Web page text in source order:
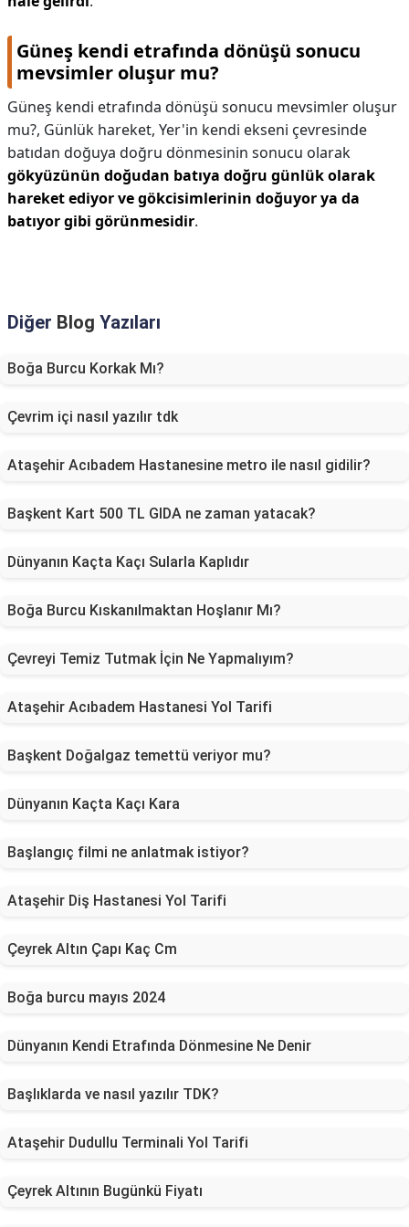
Güneş kendi etrafında dönüşü sonucu
mevsimler oluşur mu?
Güneş kendi etrafında dönüşü sonucu mevsimler oluşur
mu?, Günlük hareket, Yer'in kendi ekseni çevresinde
batıdan doğuya doğru dönmesinin sonucu olarak
gökyüzünün doğudan batıya doğru günlük olarak
hareket ediyor ve gökcisimlerinin doğuyor ya da
batıyor gibi görünmesidir.
Diğer Blog Yazıları
Boğa Burcu Korkak Mı?
Çevrim içi nasıl yazılır tdk
Ataşehir Acıbadem Hastanesine metro ile nasıl gidilir?
Başkent Kart 500 TL GIDA ne zaman yatacak?
Dünyanın Kaçta Kaçı Sularla Kaplıdır
Boğa Burcu Kıskanılmaktan Hoşlanır Mı?
Çevreyi Temiz Tutmak İçin Ne Yapmalıyım?
Ataşehir Acıbadem Hastanesi Yol Tarifi
Başkent Doğalgaz temettü veriyor mu?
Dünyanın Kaçta Kaçı Kara
Başlangıç filmi ne anlatmak istiyor?
Ataşehir Diş Hastanesi Yol Tarifi
Çeyrek Altın Çapı Kaç Cm
Boğa burcu mayıs 2024
Dünyanın Kendi Etrafında Dönmesine Ne Denir
Başlıklarda ve nasıl yazılır TDK?
Ataşehir Dudullu Terminali Yol Tarifi
Çeyrek Altının Bugünkü Fiyatı